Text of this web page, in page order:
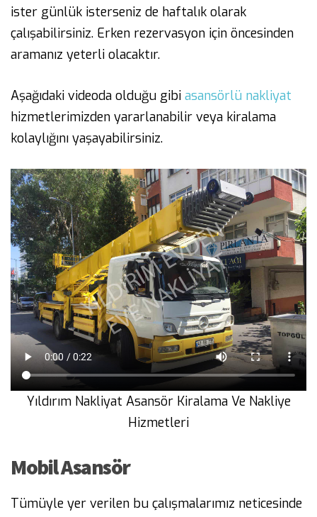
ister günlük isterseniz de haftalık olarak
çalışabilirsiniz. Erken rezervasyon için öncesinden
aramanız yeterli olacaktır.
Aşağıdaki videoda olduğu gibi asansörlü nakliyat
hizmetlerimizden yararlanabilir veya kiralama
kolaylığını yaşayabilirsiniz.
Yıldırım Nakliyat Asansör Kiralama Ve Nakliye
Hizmetleri
Mobil Asansör
Tümüyle yer verilen bu çalışmalarımız neticesinde